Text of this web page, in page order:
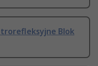
Blok